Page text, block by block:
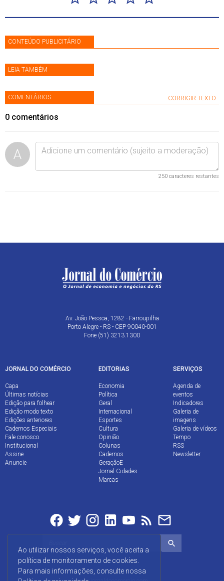
Ao utilizar nossos serviços, você aceita a
política de monitoramento de cookies.
Para mais informações, consulte nossa
CONTEÚDO PUBLICITÁRIO
LEIA TAMBÉM
COMENTÁRIOS CORRIGIR TEXTO
0 comentários
A
250 caracteres restantes
Av. João Pessoa, 1282 - Farroupilha
Porto Alegre - RS - CEP 90040-001
Fone (51) 3213.1300
JORNAL DO COMÉRCIO
Capa
Últimas notícias
Edição para folhear
Edição modo texto
Edições anteriores
Cadernos Especiais
Fale conosco
Institucional
Assine
Anuncie
EDITORIAS
Economia
Política
Geral
Internacional
Esportes
Cultura
Opinião
Colunas
Cadernos
GeraçãoE
Jornal Cidades
Marcas
SERVIÇOS
Agenda de
eventos
Indicadores
Galeria de
imagens
Galeria de vídeos
Tempo
RSS
Newsletter